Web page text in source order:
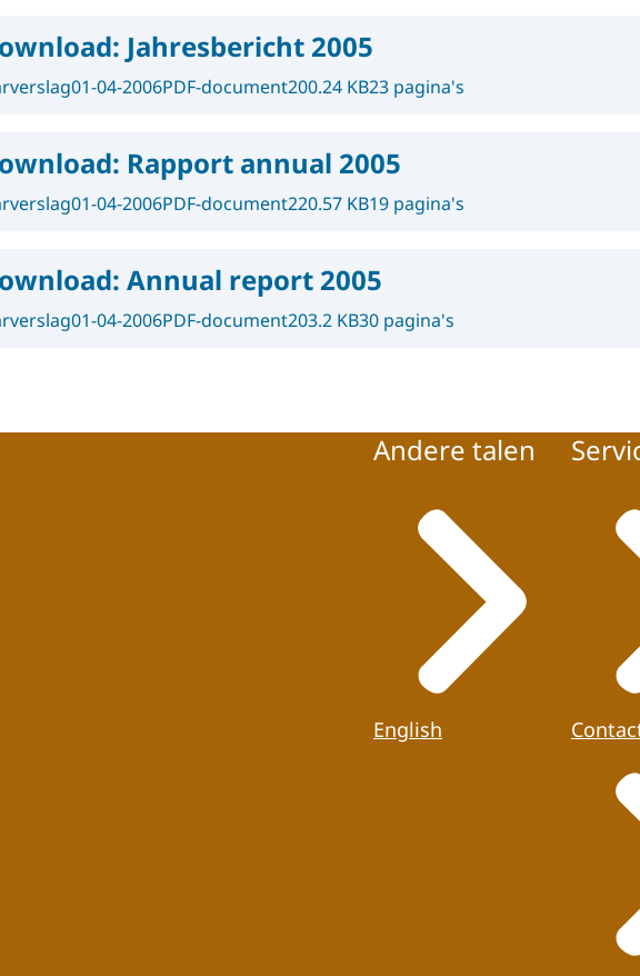
Jahresbericht 2005
01-04-2006PDF-document200.24 KB23 pagina's
Rapport annual 2005
01-04-2006PDF-document220.57 KB19 pagina's
Annual report 2005
01-04-2006PDF-document203.2 KB30 pagina's
Andere talen
English